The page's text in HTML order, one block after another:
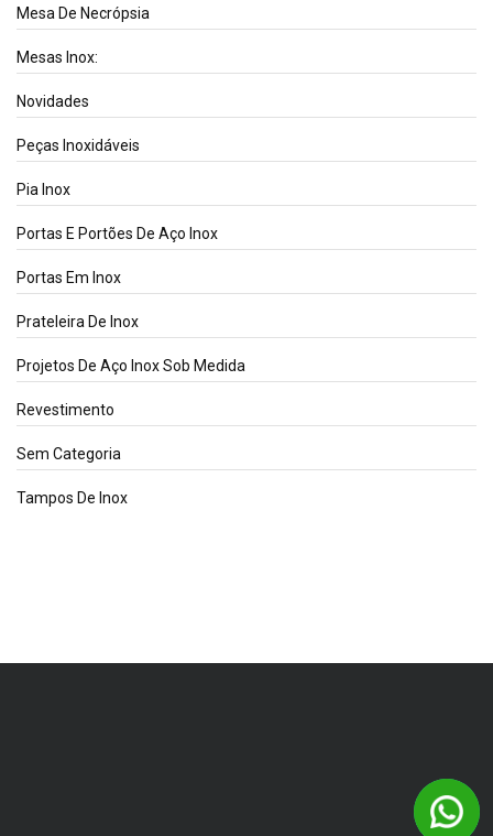
Mesa De Necrópsia
Mesas Inox:
Novidades
Peças Inoxidáveis
Pia Inox
Portas E Portões De Aço Inox
Portas Em Inox
Prateleira De Inox
Projetos De Aço Inox Sob Medida
Revestimento
Sem Categoria
Tampos De Inox